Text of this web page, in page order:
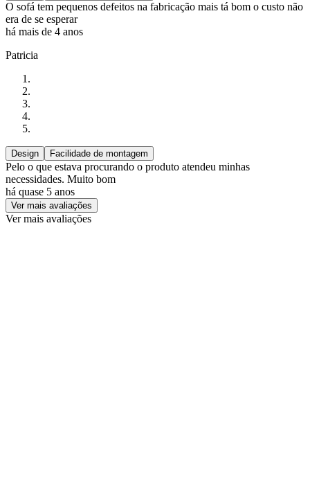
O sofá tem pequenos defeitos na fabricação mais tá bom o custo não
era de se esperar
há mais de 4 anos
Patricia
Design Facilidade de montagem
Pelo o que estava procurando o produto atendeu minhas
necessidades. Muito bom
há quase 5 anos
Ver mais avaliações
Ver mais avaliações